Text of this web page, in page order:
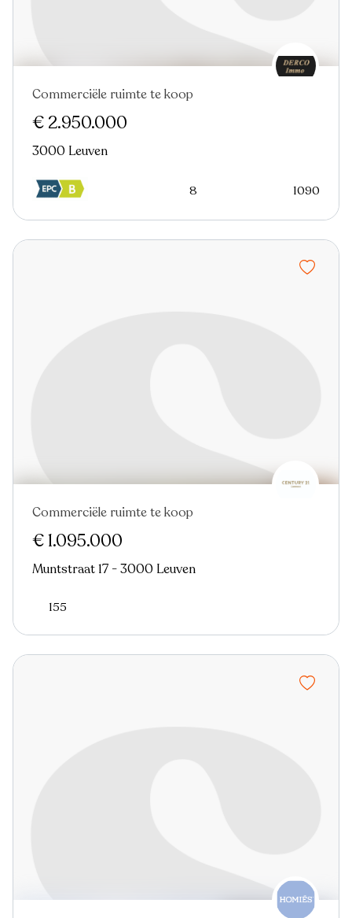
Commerciële ruimte te koop
€ 2.950.000
3000 Leuven
8 1090
Commerciële ruimte te koop
€ 1.095.000
Muntstraat 17 - 3000 Leuven
155